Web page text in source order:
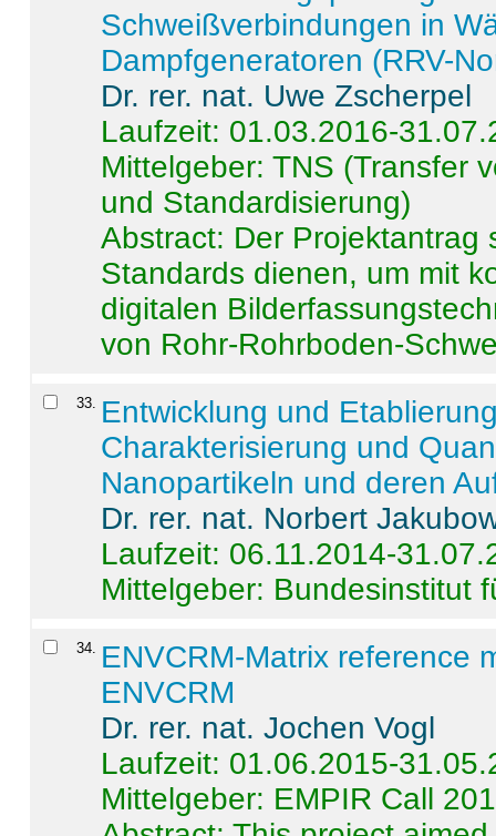
Schweißverbindungen in
Dampfgeneratoren (RRV-
Dr. rer. nat. Uwe Zscherpel
Laufzeit: 01.03.2016-
Mittelgeber: TNS (Transfer
und Standardisierung)
Abstract: Der Projektantrag
Standards dienen, um mit
digitalen
von Rohr-Rohrboden-
33. Entwicklung und
Charakterisierung und
Nanopartikeln und deren
Dr. rer. nat. Norbert
Laufzeit: 06.11.2014-
Mittelgeber: Bundesinstitut
34. ENVCRM-Matrix reference
ENVCRM
Dr. rer. nat. Jochen Vogl
Laufzeit: 01.06.2015-
Mittelgeber: EMPIR Call